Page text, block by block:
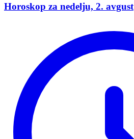
Horoskop za nedelju, 2. avgust